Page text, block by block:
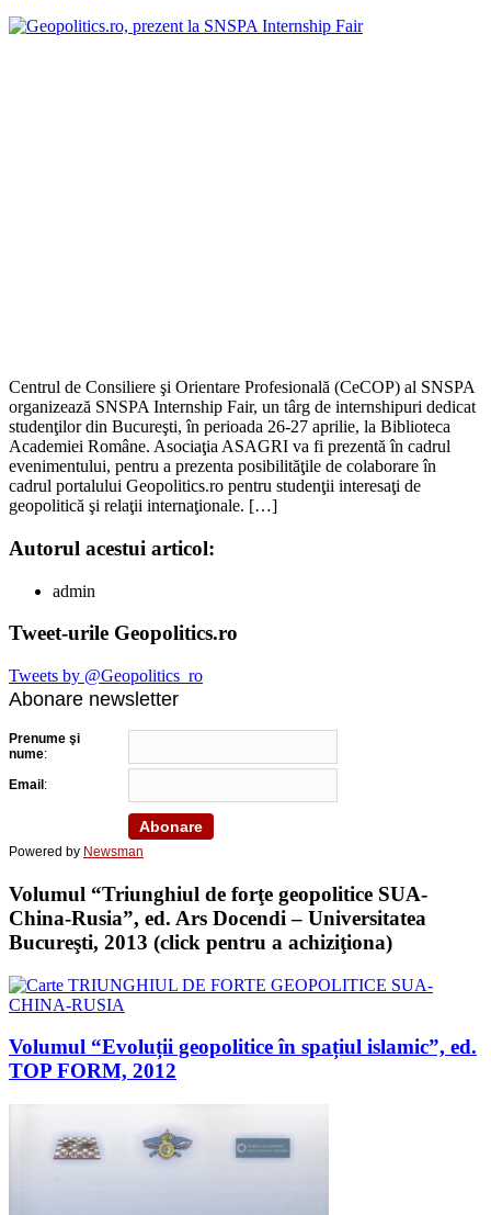
Centrul de Consiliere şi Orientare Profesională (CeCOP) al SNSPA
organizează SNSPA Internship Fair, un târg de internshipuri dedicat
studenţilor din Bucureşti, în perioada 26-27 aprilie, la Biblioteca
Academiei Române. Asociaţia ASAGRI va fi prezentă în cadrul
evenimentului, pentru a prezenta posibilităţile de colaborare în
cadrul portalului Geopolitics.ro pentru studenţii interesaţi de
geopolitică şi relaţii internaţionale. […]
Autorul acestui articol:
admin
Tweet-urile Geopolitics.ro
Tweets by @Geopolitics_ro
Abonare newsletter
Prenume şi
nume:
Email :
Powered by Newsman
Volumul “Triunghiul de forţe geopolitice SUA-
China-Rusia”, ed. Ars Docendi – Universitatea
Bucureşti, 2013 (click pentru a achiziţiona)
Volumul “Evoluții geopolitice în spațiul islamic”, ed.
TOP FORM, 2012